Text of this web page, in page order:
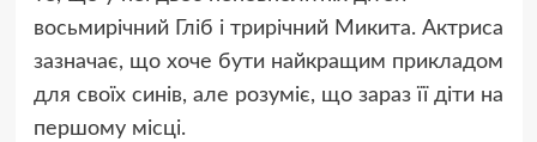
восьмирічний Гліб і трирічний Микита. Актриса
зазначає, що хоче бути найкращим прикладом
для своїх синів, але розуміє, що зараз її діти на
першому місці.